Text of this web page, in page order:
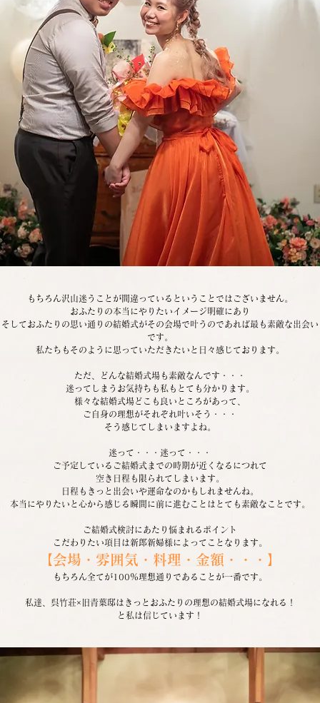
もちろん沢山迷うことが間違っているということではございません。
おふたりの本当にやりたいイメージ明確にあり
そしておふたりの思い通りの結婚式がその会場で叶うのであれば最も素敵な出会い
です。
私たちもそのように思っていただきたいと日々感じております。
ただ、どんな結婚式場も素敵なんです・・・
迷ってしまうお気持ちも私もとても分かります。
様々な結婚式場どこも良いところがあって、
ご自身の理想がそれぞれ叶いそう・・・
そう感じてしまいますよね。
迷って・・・迷って・・・
ご予定しているご結婚式までの時期が近くなるにつれて
空き日程も限られてしまいます。
日程もきっと出会いや運命なのかもしれませんね。
本当にやりたいと心から感じる瞬間に前に進むことはとても素敵なことです。
ご結婚式検討にあたり悩まれるポイント
こだわりたい項目は新郎新婦様によってことなります。
【会場・雰囲気・料理・金額・・・】
もちろん全てが100％理想通りであることが一番です。
私達、呉竹荘×旧青葉邸はきっとおふたりの理想の結婚式場になれる！
と私は信じています！